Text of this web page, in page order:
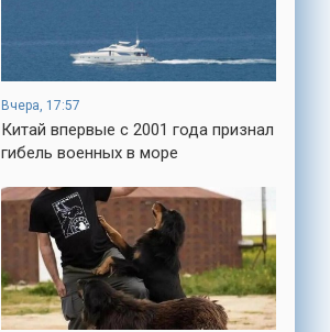
Вчера, 17:57
Китай впервые с 2001 года признал
гибель военных в море